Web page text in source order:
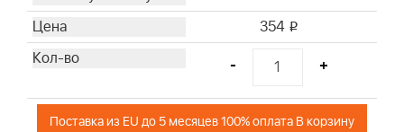
354 i
- +
Поставка из EU до 5 месяцев 100% оплата В корзину